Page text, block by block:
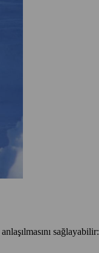
sağlayabilir: